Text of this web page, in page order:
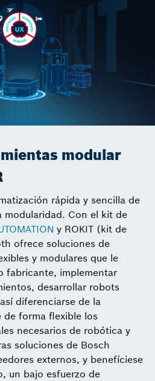
modular
rápida y sencilla de
modularidad. Con el kit de
y ROKIT (kit de
ofrece soluciones de
y modulares que le
fabricante, implementar
desarrollar robots
diferenciarse de la
de forma flexible los
necesarios de robótica y
soluciones de Bosch
externos, y benefíciese
un bajo esfuerzo de